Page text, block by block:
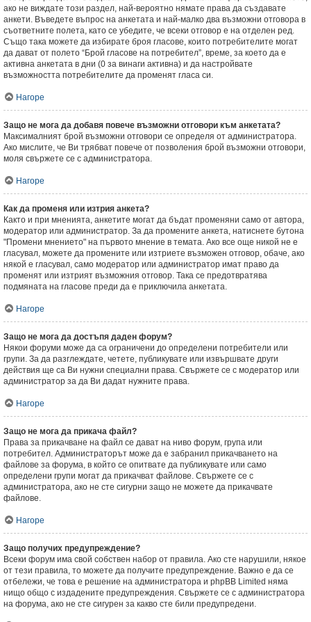
ако не виждате този раздел, най-вероятно нямате права да създавате
анкети. Въведете въпрос на анкетата и най-малко два възможни отговора в
съответните полета, като се убедите, че всеки отговор е на отделен ред.
Също така можете да избирате броя гласове, които потребителите могат
да дават от полето “Брой гласове на потребител”, време, за което да е
активна анкетата в дни (0 за винаги активна) и да настройвате
възможността потребителите да променят гласа си.
Нагоре
Защо не мога да добавя повече възможни отговори към анкетата?
Максималният брой възможни отговори се определя от администратора.
Ако мислите, че Ви трябват повече от позволения брой възможни отговори,
моля свържете се с администратора.
Нагоре
Как да променя или изтрия анкета?
Както и при мненията, анкетите могат да бъдат променяни само от автора,
модератор или администратор. За да промените анкета, натиснете бутона
"Промени мнението" на първото мнение в темата. Ако все още никой не е
гласувал, можете да промените или изтриете възможен отговор, обаче, ако
някой е гласувал, само модератор или администратор имат право да
променят или изтрият възможния отговор. Така се предотвратява
подмяната на гласове преди да е приключила анкетата.
Нагоре
Защо не мога да достъпя даден форум?
Някои форуми може да са ограничени до определени потребители или
групи. За да разглеждате, четете, публикувате или извършвате други
действия ще са Ви нужни специални права. Свържете се с модератор или
администратор за да Ви дадат нужните права.
Нагоре
Защо не мога да прикача файл?
Права за прикачване на файл се дават на ниво форум, група или
потребител. Администраторът може да е забранил прикачването на
файлове за форума, в който се опитвате да публикувате или само
определени групи могат да прикачват файлове. Свържете се с
администратора, ако не сте сигурни защо не можете да прикачвате
файлове.
Нагоре
Защо получих предупреждение?
Всеки форум има свой собствен набор от правила. Ако сте нарушили, някое
от тези правила, то можете да получите предупреждение. Важно е да се
отбележи, че това е решение на администратора и phpBB Limited няма
нищо общо с издадените предупреждения. Свържете се с администратора
на форума, ако не сте сигурен за какво сте били предупредени.